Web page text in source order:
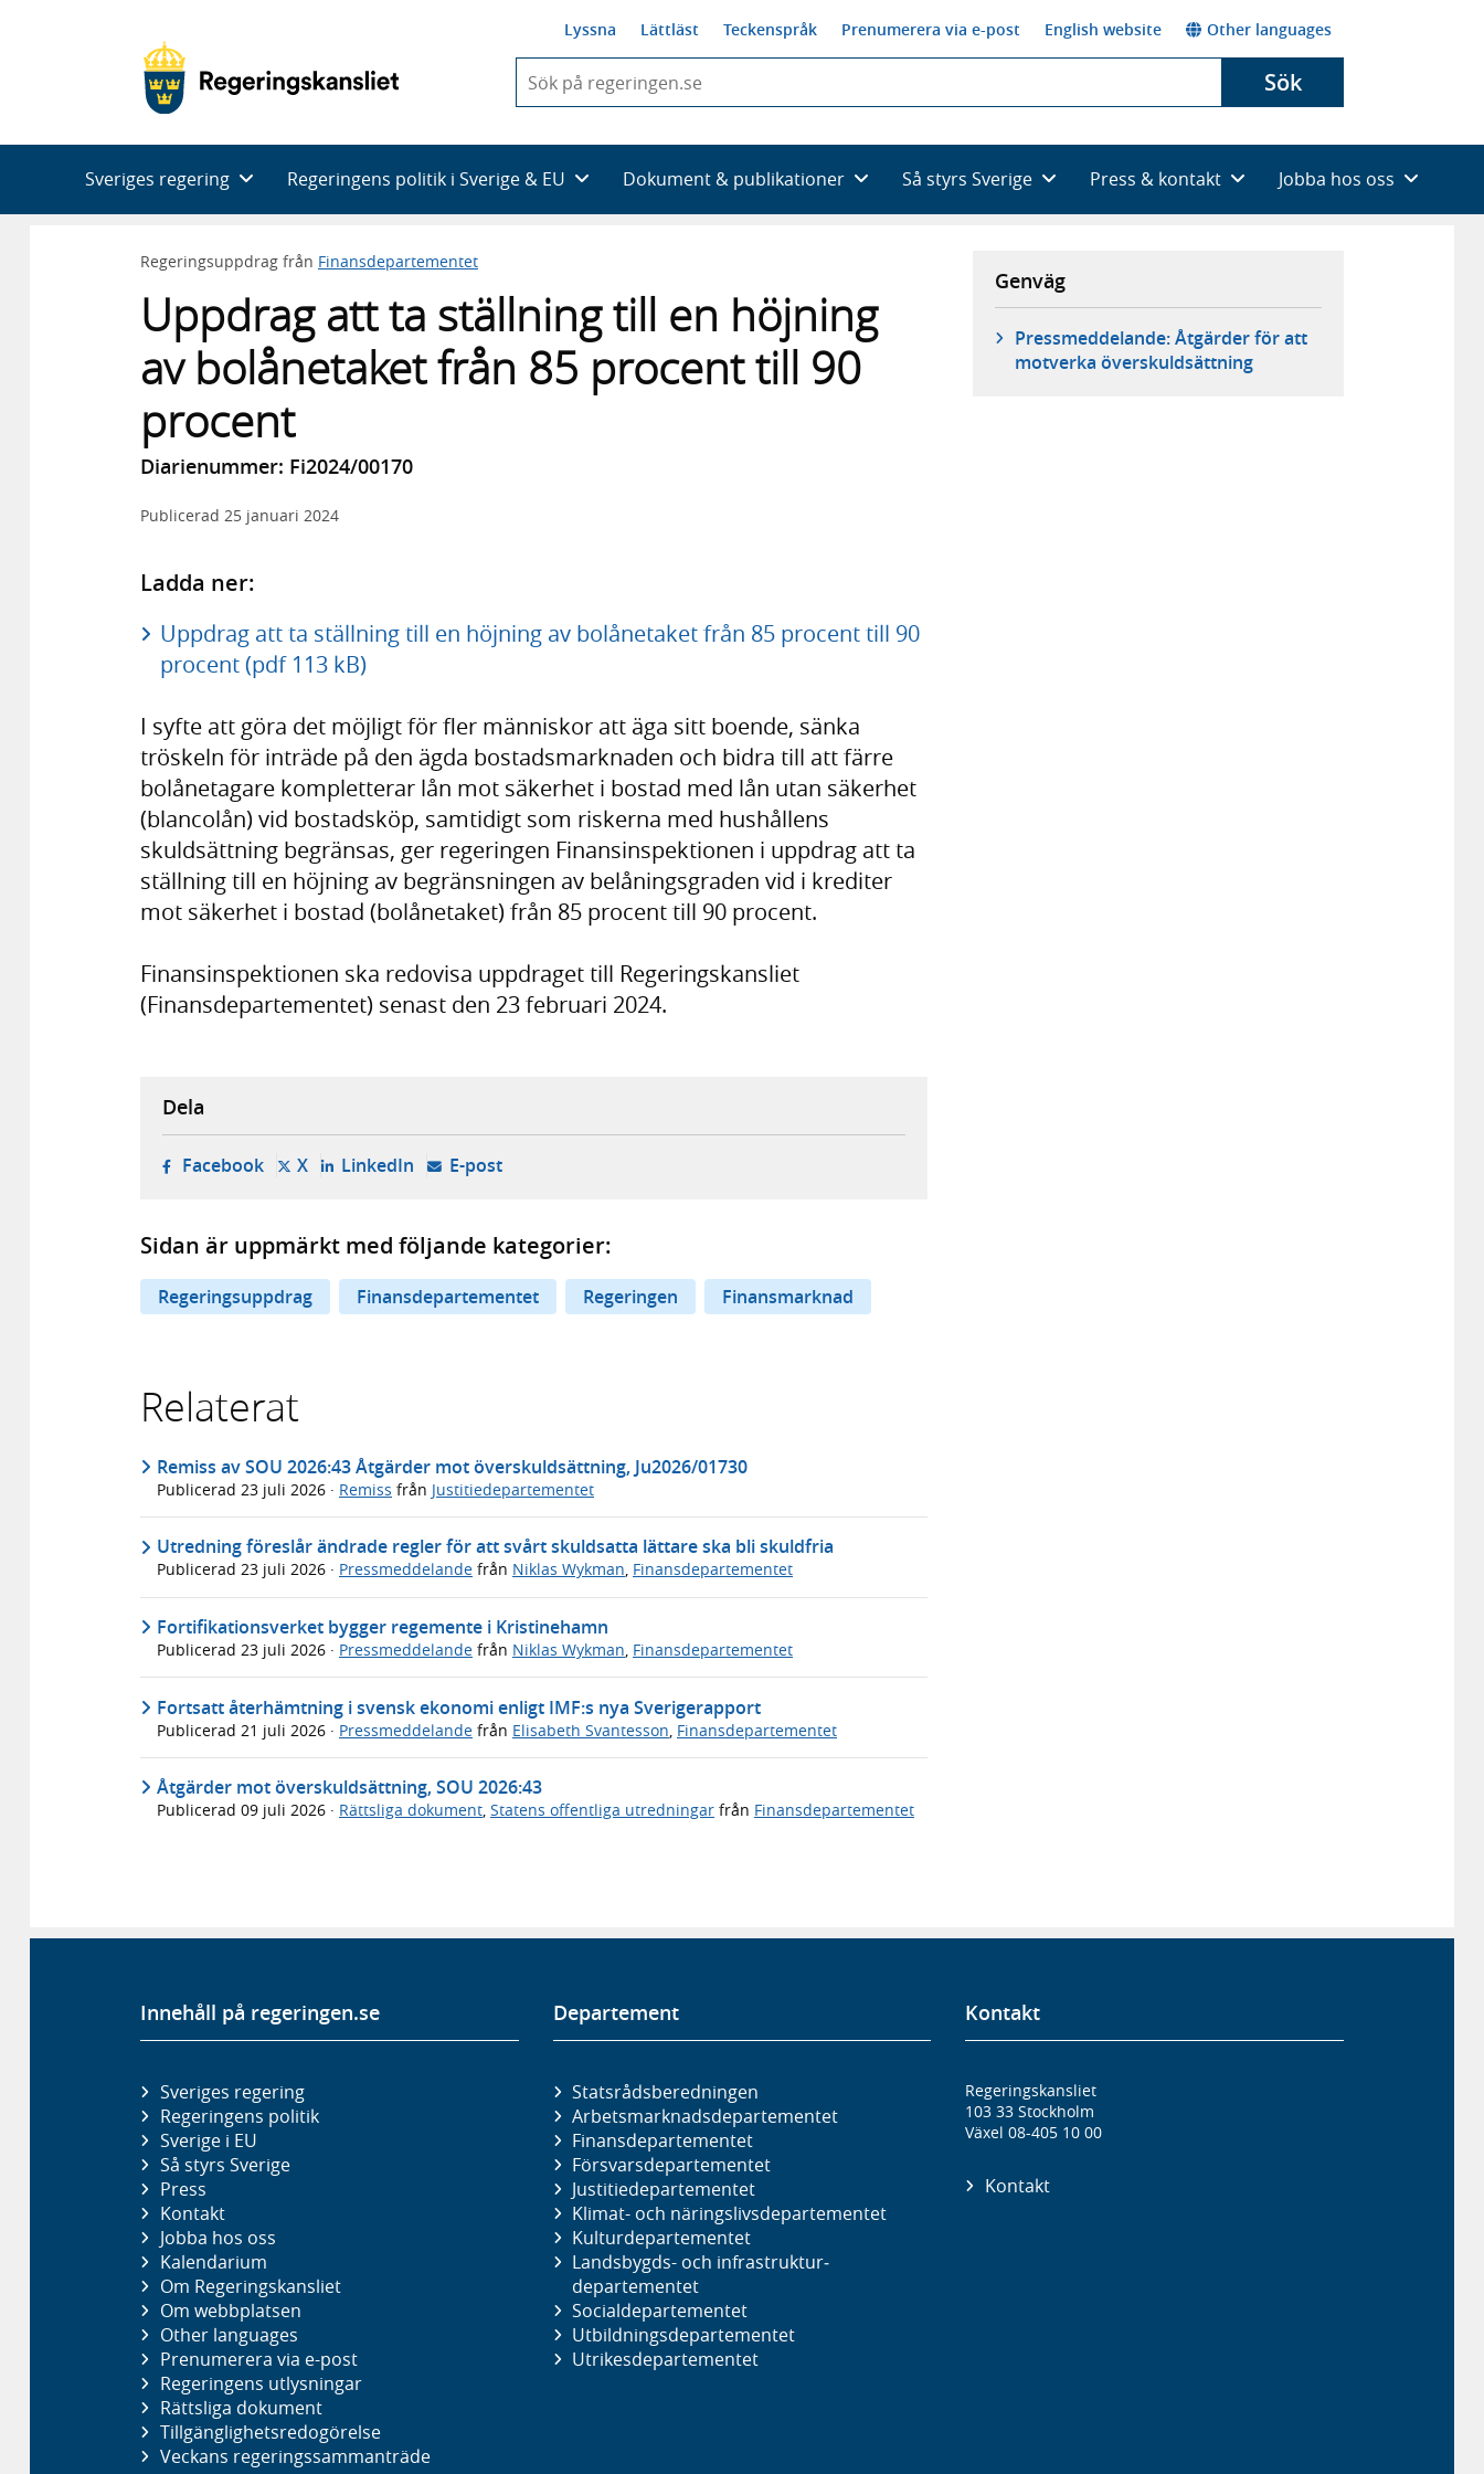
Lyssna Lättläst Teckenspråk Prenumerera via e-post English website Other languages
du
skriva
framträder
en
Sök
Sveriges regering Regeringens politik i Sverige & EU Dokument & publikationer Så styrs Sverige Press & kontakt Jobba hos oss
Regeringsuppdrag från Finansdepartementet
Uppdrag att ta ställning till en höjning
av bolånetaket från 85 procent till 90
procent
Diarienummer: Fi2024/00170
Publicerad 25 januari 2024
Ladda ner:
Uppdrag att ta ställning till en höjning av bolånetaket från 85 procent till 90
procent (pdf 113 kB)
I syfte att göra det möjligt för fler människor att äga sitt boende, sänka
tröskeln för inträde på den ägda bostadsmarknaden och bidra till att färre
bolånetagare kompletterar lån mot säkerhet i bostad med lån utan säkerhet
(blancolån) vid bostadsköp, samtidigt som riskerna med hushållens
skuldsättning begränsas, ger regeringen Finansinspektionen i uppdrag att ta
ställning till en höjning av begränsningen av belåningsgraden vid i krediter
mot säkerhet i bostad (bolånetaket) från 85 procent till 90 procent.
Finansinspektionen ska redovisa uppdraget till Regeringskansliet
(Finansdepartementet) senast den 23 februari 2024.
Genväg
Pressmeddelande: Åtgärder för att
motverka överskuldsättning
Dela
Facebook- öppnas i ny flik, extern webbplats,
X- öppnas i ny flik, extern webbplats,
LinkedIn- öppnas i ny flik, extern webbplats,
E-post- öppnar din e-postklient,
Sidan är uppmärkt med följande kategorier:
Regeringsuppdrag Finansdepartementet Regeringen Finansmarknad
Relaterat
Remiss av SOU 2026:43 Åtgärder mot överskuldsättning, Ju2026/01730
Publicerad 23 juli 2026 · Remiss från Justitiedepartementet
Utredning föreslår ändrade regler för att svårt skuldsatta lättare ska bli skuldfria
Publicerad 23 juli 2026 · Pressmeddelande från Niklas Wykman, Finansdepartementet
Fortifikationsverket bygger regemente i Kristinehamn
Publicerad 23 juli 2026 · Pressmeddelande från Niklas Wykman, Finansdepartementet
Fortsatt återhämtning i svensk ekonomi enligt IMF:s nya Sverigerapport
Publicerad 21 juli 2026 · Pressmeddelande från Elisabeth Svantesson Finansdepartementet
Åtgärder mot överskuldsättning, SOU 2026:43
Publicerad 09 juli 2026 · Rättsliga dokument, Statens offentliga utredningar från Finansdepartementet
Innehåll på regeringen.se
Sveriges regering
Regeringens politik
Sverige i EU
Så styrs Sverige
Press
Kontakt
Jobba hos oss
Kalendarium
Om Regeringskansliet
Om webbplatsen
Other languages
Prenumerera via e-post
Regeringens utlysningar
Rättsliga dokument
Tillgänglighetsredogörelse
Veckans regeringssammanträde
Departement
Statsrådsberedningen
Arbetsmarknads­departementet
Finans­departementet
Försvars­departementet
Justitie­departementet
Klimat- och näringslivs­departementet
Kultur­departementet
Landsbygds- och infrastruktur­
departementet
Social­departementet
Utbildnings­departementet
Utrikes­departementet
Kontakt
Regeringskansliet
103 33 Stockholm
Växel 08-405 10 00
Kontakt